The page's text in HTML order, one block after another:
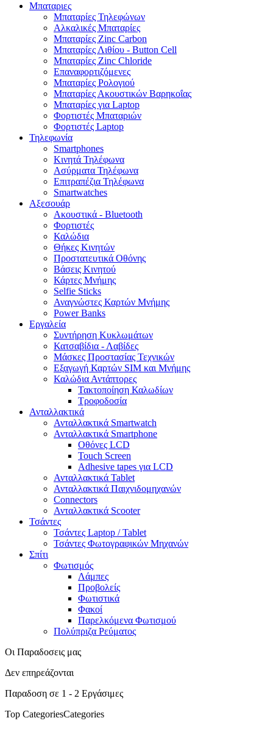
Μπαταριες
Μπαταρίες Τηλεφώνων
Αλκαλικές Μπαταρίες
Μπαταρίες Zinc Carbon
Μπαταρίες Λιθίου - Button Cell
Μπαταρίες Zinc Chloride
Επαναφορτιζόμενες
Μπαταρίες Ρολογιού
Μπαταρίες Ακουστικών Βαρηκοΐας
Μπαταρίες για Laptop
Φορτιστές Μπαταριών
Φορτιστές Laptop
Τηλεφωνία
Smartphones
Κινητά Τηλέφωνα
Ασύρματα Τηλέφωνα
Επιτραπέζια Τηλέφωνα
Smartwatches
Αξεσουάρ
Ακουστικά - Bluetooth
Φορτιστές
Καλώδια
Θήκες Κινητών
Προστατευτικά Οθόνης
Βάσεις Κινητού
Κάρτες Μνήμης
Selfie Sticks
Αναγνώστες Καρτών Μνήμης
Power Banks
Εργαλεία
Συντήρηση Κυκλωμάτων
Κατσαβίδια - Λαβίδες
Μάσκες Προστασίας Τεχνικών
Εξαγωγή Καρτών SIM και Μνήμης
Καλώδια Αντάπτορες
Τακτοποίηση Καλωδίων
Τροφοδοσία
Ανταλλακτικά
Ανταλλακτικά Smartwatch
Ανταλλακτικά Smartphone
Οθόνες LCD
Touch Screen
Adhesive tapes για LCD
Ανταλλακτικά Tablet
Ανταλλακτικά Παιχνιδομηχανών
Connectors
Ανταλλακτικά Scooter
Τσάντες
Τσάντες Laptop / Tablet
Τσάντες Φωτoγραφικών Μηχανών
Σπίτι
Φωτισμός
Λάμπες
Προβολείς
Φωτιστικά
Φακοί
Παρελκόμενα Φωτισμού
Πολύπριζα Ρεύματος
Οι Παραδοσεις μας
Δεν επηρεάζονται
Παραδοση σε 1 - 2 Εργάσιμες
Top CategoriesCategories